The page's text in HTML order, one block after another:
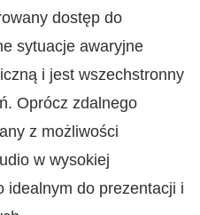
dostęp do
sytuacje awaryjne
i jest wszechstronny
Oprócz zdalnego
z możliwości
w wysokiej
idealnym do prezentacji i